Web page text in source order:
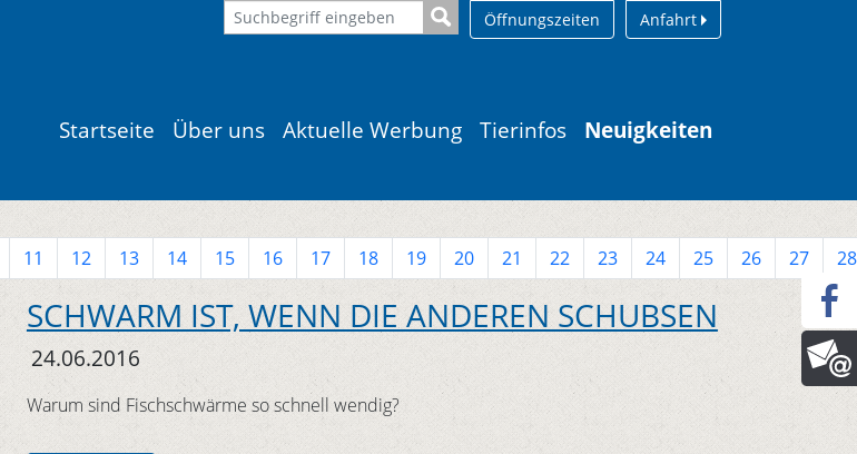
Öffnungszeiten Anfahrt
Startseite Über uns Aktuelle Werbung Tierinfos Neuigkeiten
11 12 13 14 15 16 17 18 19 20 21 22 23 24 25 26 27 28
SCHWARM IST, WENN DIE ANDEREN SCHUBSEN
24.06.2016
Warum sind Fischschwärme so schnell wendig?